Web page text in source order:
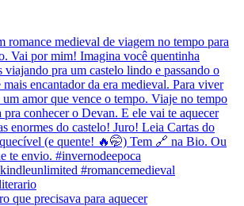
que precisava para aquecer